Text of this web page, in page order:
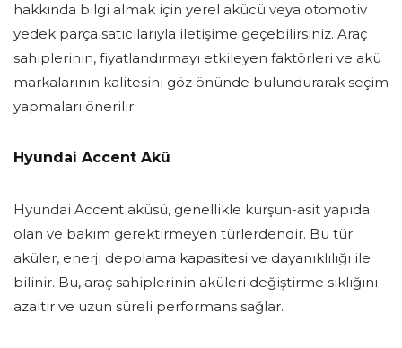
hakkında bilgi almak için yerel akücü veya otomotiv
yedek parça satıcılarıyla iletişime geçebilirsiniz. Araç
sahiplerinin, fiyatlandırmayı etkileyen faktörleri ve akü
markalarının kalitesini göz önünde bulundurarak seçim
yapmaları önerilir.
Hyundai Accent Akü
Hyundai Accent aküsü, genellikle kurşun-asit yapıda
olan ve bakım gerektirmeyen türlerdendir. Bu tür
aküler, enerji depolama kapasitesi ve dayanıklılığı ile
bilinir. Bu, araç sahiplerinin aküleri değiştirme sıklığını
azaltır ve uzun süreli performans sağlar.